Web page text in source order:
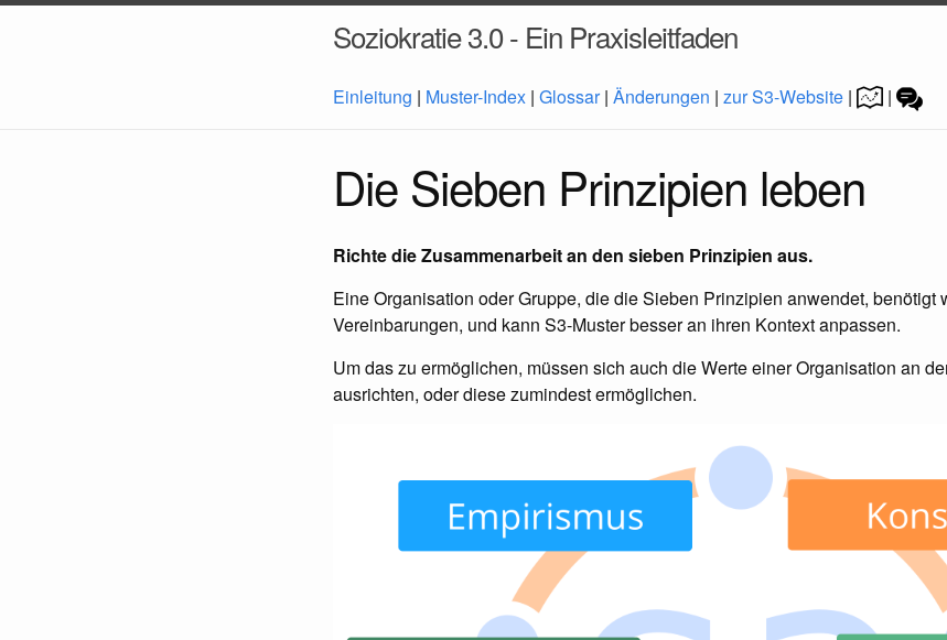
Soziokratie 3.0 - Ein Praxisleitfaden
Einleitung | Muster-Index | Glossar| Änderungen | zur S3-Website | |
Die Sieben Prinzipien leben
Richte die Zusammenarbeit an den sieben Prinzipien aus.
Eine Organisation oder Gruppe, die die Sieben Prinzipien anwendet, benötigt
Vereinbarungen, und kann S3-Muster besser an ihren Kontext anpassen.
Um das zu ermöglichen, müssen sich auch die Werte einer Organisation an
ausrichten, oder diese zumindest ermöglichen.